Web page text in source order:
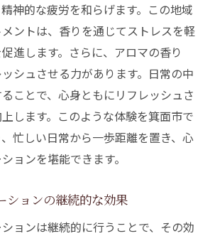
神的な疲労を和らげます。この地域
ントは、香りを通じてストレスを軽
進します。さらに、アロマの香り
シュさせる力があります。日常の中
ことで、心身ともにリフレッシュさ
します。このような体験を箕面市で
忙しい日常から一歩距離を置き、心
ョンを堪能できます。
ションの継続的な効果
ョンは継続的に行うことで、その効